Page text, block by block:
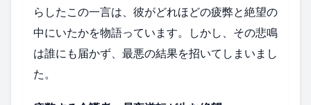
らしたこの一言は、彼がどれほどの疲弊と絶望の
中にいたかを物語っています。しかし、その悲鳴
は誰にも届かず、最悪の結果を招いてしまいまし
た。